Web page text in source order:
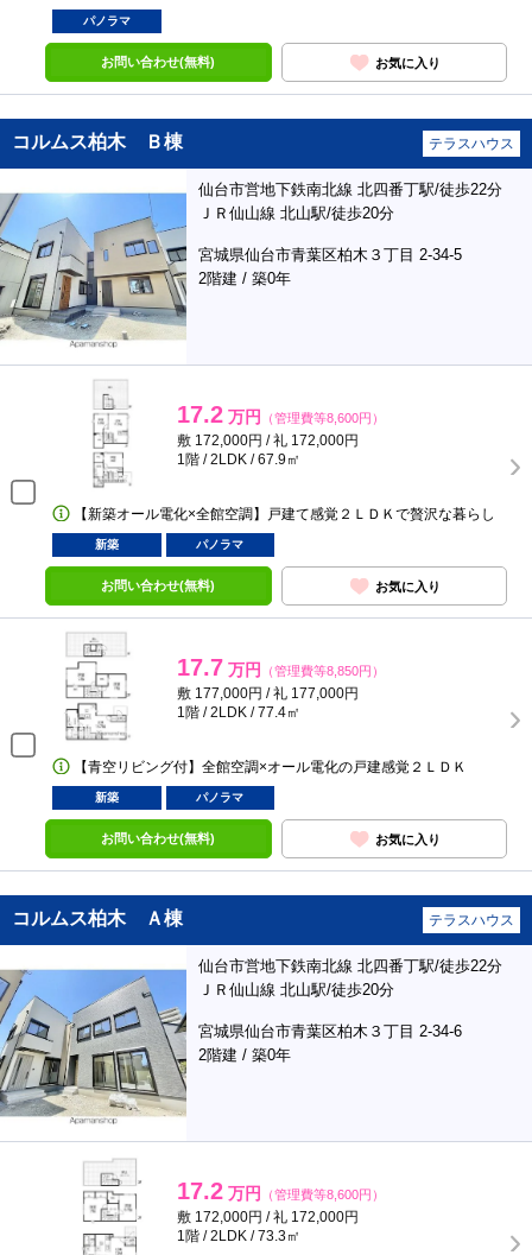
パノラマ
お問い合わせ(無料) お気に入り
コルムス柏木 Ｂ棟 テラスハウス
仙台市営地下鉄南北線 北四番丁駅/徒歩22分
ＪＲ仙山線 北山駅/徒歩20分
宮城県仙台市青葉区柏木３丁目 2-34-5
2階建 / 築0年
17.2 万円 （管理費等8,600円）
敷 172,000円 / 礼 172,000円
1階 / 2LDK / 67.9㎡
【新築オール電化×全館空調】戸建て感覚２ＬＤＫで贅沢な暮らし
新築 パノラマ
お問い合わせ(無料) お気に入り
17.7 万円 （管理費等8,850円）
敷 177,000円 / 礼 177,000円
1階 / 2LDK / 77.4㎡
【青空リビング付】全館空調×オール電化の戸建感覚２ＬＤＫ
新築 パノラマ
お問い合わせ(無料) お気に入り
コルムス柏木 Ａ棟 テラスハウス
仙台市営地下鉄南北線 北四番丁駅/徒歩22分
ＪＲ仙山線 北山駅/徒歩20分
宮城県仙台市青葉区柏木３丁目 2-34-6
2階建 / 築0年
17.2 万円 （管理費等8,600円）
敷 172,000円 / 礼 172,000円
1階 / 2LDK / 73.3㎡